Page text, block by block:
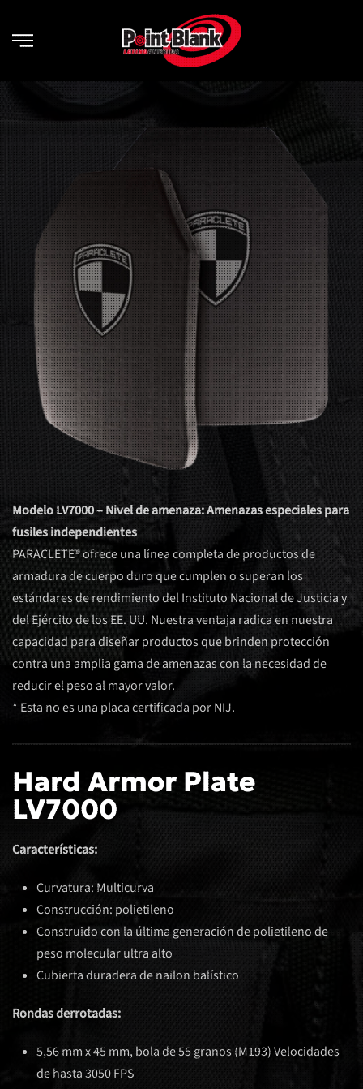
Skip to main content
Modelo LV7000 – Nivel de amenaza: Amenazas especiales para
fusiles independientes
PARACLETE® ofrece una línea completa de productos de
armadura de cuerpo duro que cumplen o superan los
estándares de rendimiento del Instituto Nacional de Justicia y
del Ejército de los EE. UU. Nuestra ventaja radica en nuestra
capacidad para diseñar productos que brinden protección
contra una amplia gama de amenazas con la necesidad de
reducir el peso al mayor valor.
* Esta no es una placa certificada por NIJ.
Hard Armor Plate
LV7000
Características:
Curvatura: Multicurva
Construcción: polietileno
Construido con la última generación de polietileno de
peso molecular ultra alto
Cubierta duradera de nailon balístico
Rondas derrotadas:
5,56 mm x 45 mm, bola de 55 granos (M193) Velocidades
de hasta 3050 FPS